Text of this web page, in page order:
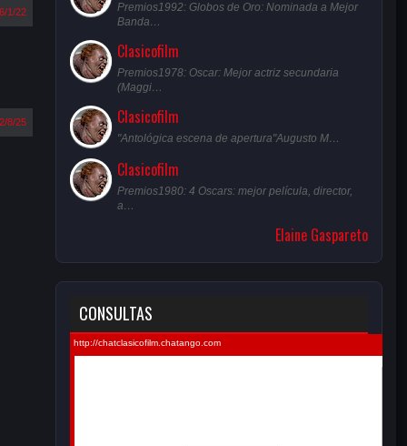
1/22
8/25
Premios1992: Globos de Oro: Nominada a Mejor
Banda…
Clasicofilm
Premios1978: Oscar: Mejor actriz secundaria
(Maggi…
Clasicofilm
"Antológica escena de apertura"Augusto M…
Clasicofilm
Premios1980: 4 Oscars: mejor película, director,
a…
Elaine Gaspareto
CONSULTAS